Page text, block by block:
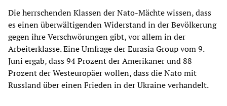
Die herrschenden Klassen der Nato-Mächte wissen, dass
es einen überwältigenden Widerstand in der Bevölkerung
gegen ihre Verschwörungen gibt, vor allem in der
Arbeiterklasse. Eine Umfrage der Eurasia Group vom 9.
Juni ergab, dass 94 Prozent der Amerikaner und 88
Prozent der Westeuropäer wollen, dass die Nato mit
Russland über einen Frieden in der Ukraine verhandelt.